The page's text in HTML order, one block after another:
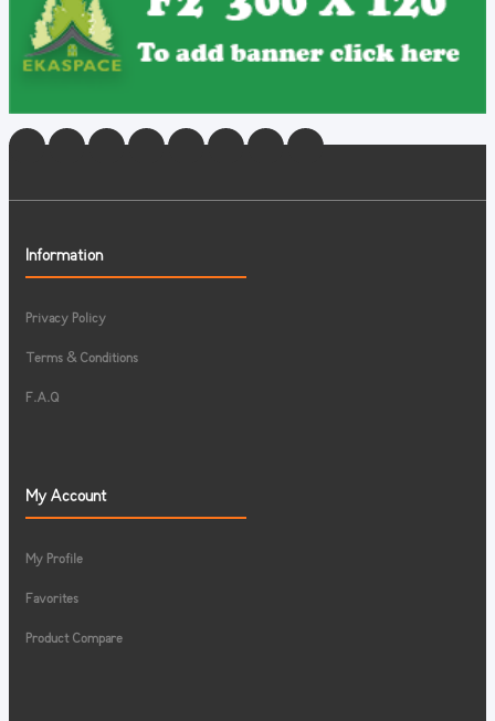
Information
Privacy Policy
Terms & Conditions
F.A.Q
My Account
My Profile
Favorites
Product Compare